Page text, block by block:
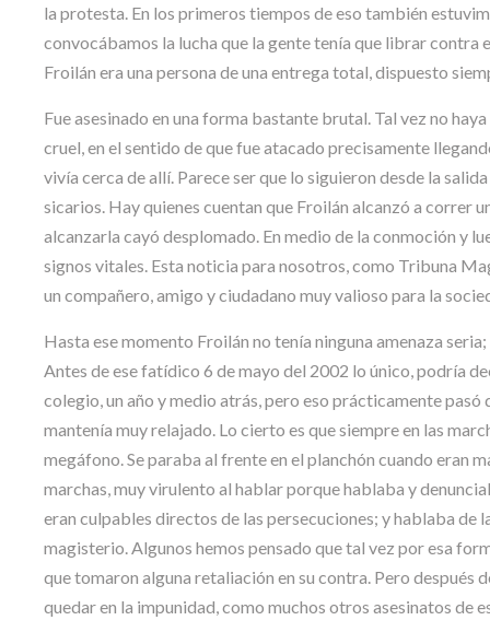
la protesta. En los primeros tiempos de eso también
convocábamos la lucha que la gente tenía que librar
Froilán era una persona de una entrega total, dispuesto
Fue asesinado en una forma bastante brutal. Tal vez no
cruel, en el sentido de que fue atacado precisamente
vivía cerca de allí. Parece ser que lo siguieron desde la
sicarios. Hay quienes cuentan que Froilán alcanzó a correr
alcanzarla cayó desplomado. En medio de la conmoción y
signos vitales. Esta noticia para nosotros, como Tribuna
un compañero, amigo y ciudadano muy valioso para la
Hasta ese momento Froilán no tenía ninguna amenaza
Antes de ese fatídico 6 de mayo del 2002 lo único, podría
colegio, un año y medio atrás, pero eso prácticamente
mantenía muy relajado. Lo cierto es que siempre en las
megáfono. Se paraba al frente en el planchón cuando eran
marchas, muy virulento al hablar porque hablaba y
eran culpables directos de las persecuciones; y hablaba
magisterio. Algunos hemos pensado que tal vez por esa
que tomaron alguna retaliación en su contra. Pero después
quedar en la impunidad, como muchos otros asesinatos de